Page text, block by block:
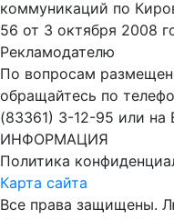
коммуникаций по
56 от 3 октября 2008
Рекламодателю
По вопросам
обращайтесь по
(83361) 3-12-95 или на
ИНФОРМАЦИЯ
Политика
Карта сайта
Все права защищены.